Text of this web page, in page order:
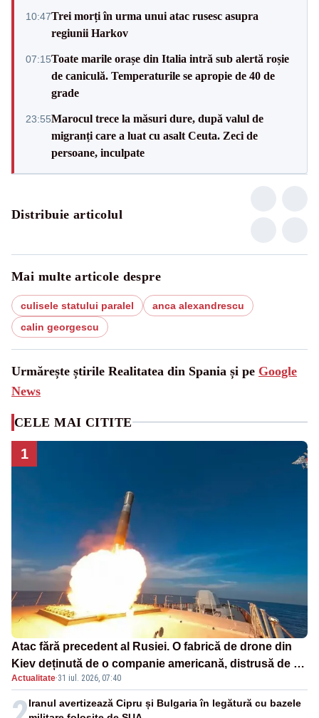
10:47Trei morți în urma unui atac rusesc asupra
regiunii Harkov
07:15Toate marile orașe din Italia intră sub alertă roșie
de caniculă. Temperaturile se apropie de 40 de
grade
23:55Marocul trece la măsuri dure, după valul de
migranți care a luat cu asalt Ceuta. Zeci de
persoane, inculpate
Distribuie articolul
Mai multe articole despre
culisele statului paralel
anca alexandrescu
calin georgescu
Urmărește știrile Realitatea din Spania și pe Google
News
CELE MAI CITITE
1
Atac fără precedent al Rusiei. O fabrică de drone din
Kiev deținută de o companie americană, distrusă de o
rachetă rusească
Actualitate·31 iul. 2026, 07:40
Iranul avertizează Cipru și Bulgaria în legătură cu bazele